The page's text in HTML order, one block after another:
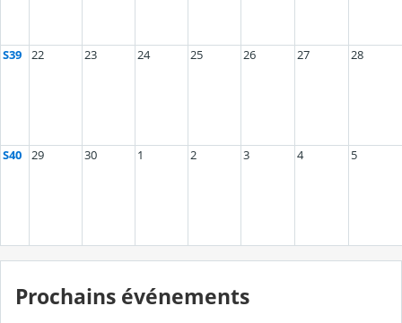
S39 22 23 24 25 26 27 28
S40 29 30 1 2 3 4 5
Prochains événements